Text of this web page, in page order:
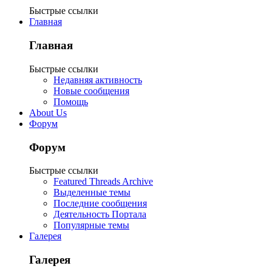
Быстрые ссылки
Главная
Главная
Быстрые ссылки
Недавняя активность
Новые сообщения
Помощь
About Us
Форум
Форум
Быстрые ссылки
Featured Threads Archive
Выделенные темы
Последние сообщения
Деятельность Портала
Популярные темы
Галерея
Галерея